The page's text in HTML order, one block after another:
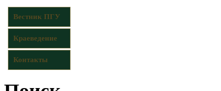
Вестник ПГУ
Краеведение
Контакты